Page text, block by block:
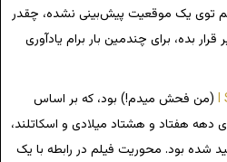
توی یک موقعیت پیش‌بینی نشده، چقدر
بده، برای چندمین بار برام یادآوری
I(من فحش میدم!) بود، که بر اساس
هفتاد و هشتاد میلادی و اسکاتلند،
شده بود. محوریت فیلم در رابطه با یک